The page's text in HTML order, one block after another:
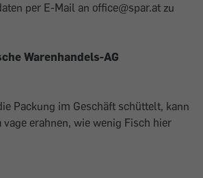
per E-Mail an office@spar.at zu
Warenhandels-AG
Packung im Geschäft schüttelt, kann
vage erahnen, wie wenig Fisch hier